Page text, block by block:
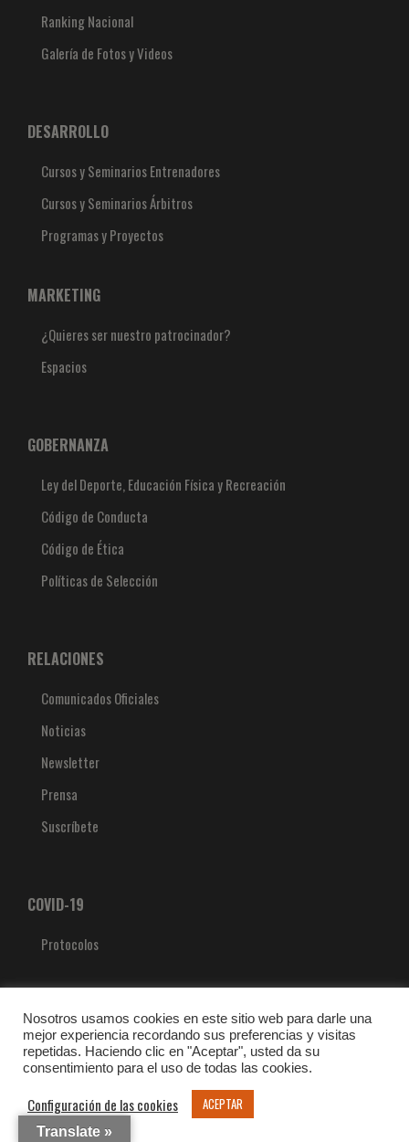
Ranking Nacional
Galería de Fotos y Videos
DESARROLLO
Cursos y Seminarios Entrenadores
Cursos y Seminarios Árbitros
Programas y Proyectos
MARKETING
¿Quieres ser nuestro patrocinador?
Espacios
GOBERNANZA
Ley del Deporte, Educación Física y Recreación
Código de Conducta
Código de Ética
Políticas de Selección
RELACIONES
Comunicados Oficiales
Noticias
Newsletter
Prensa
Suscríbete
COVID-19
Protocolos
Nosotros usamos cookies en este sitio web para darle una
mejor experiencia recordando sus preferencias y visitas
repetidas. Haciendo clic en "Aceptar", usted da su
consentimiento para el uso de todas las cookies.
Configuración de las cookies ACEPTAR
Translate »